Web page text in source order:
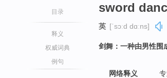
目录
释义
权威词典
例句
sword
英 [ˈsɔːd dɑːns]
剑舞：一种由男性围
网络释义